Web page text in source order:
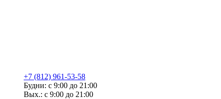
+7 (812) 961-53-58
Будни: с 9:00 до 21:00
Вых.: с 9:00 до 21:00